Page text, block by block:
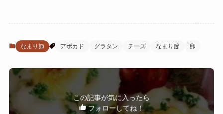
なまり節 アボカド グラタン チーズ なまり節 卵
この記事が気に入ったら
フォローしてね！